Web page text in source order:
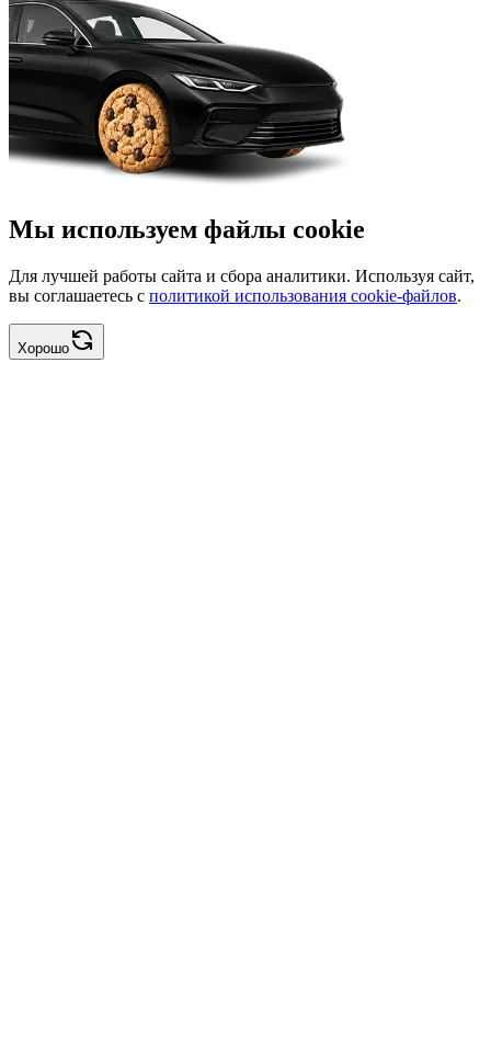
Мы используем файлы cookie
Для лучшей работы сайта и сбора аналитики. Используя сайт,
вы соглашаетесь с политикой использования cookie-файлов.
Хорошо